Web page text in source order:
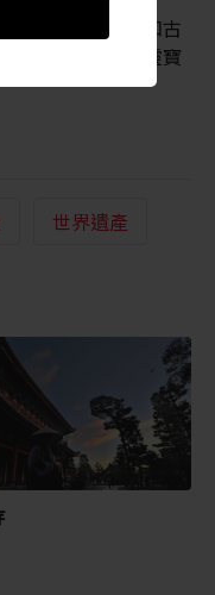
包括雕塑、繪畫和古
三聖，也安置在靈寶
世界遺產